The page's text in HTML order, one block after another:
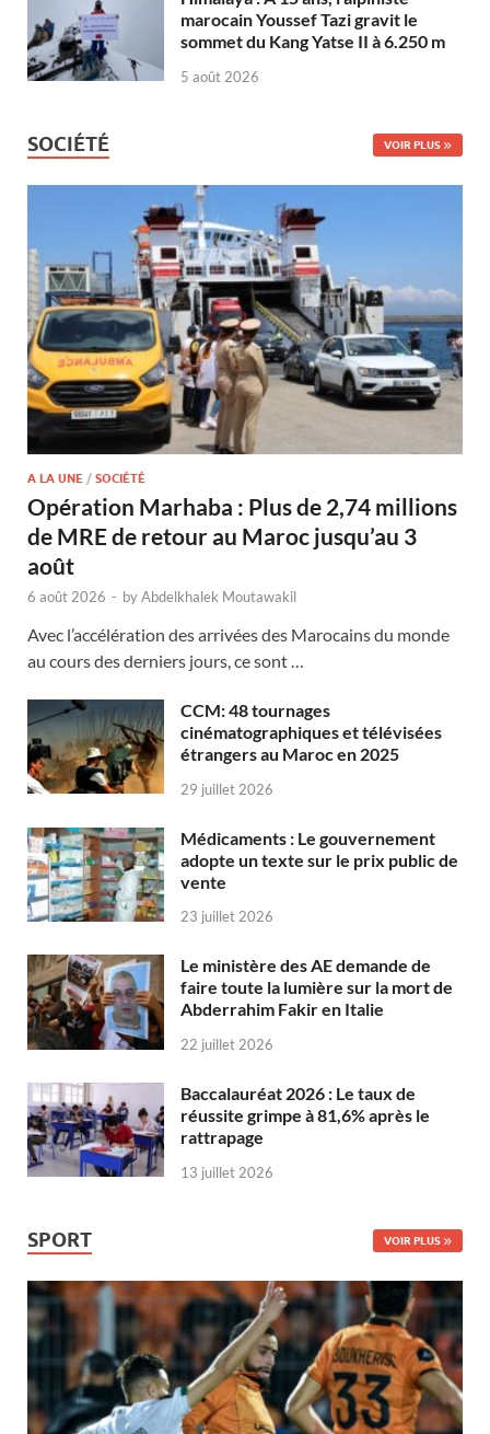
marocain Youssef Tazi gravit le
sommet du Kang Yatse II à 6.250 m
5 août 2026
SOCIÉTÉ VOIR PLUS
A LA UNE / SOCIÉTÉ
Opération Marhaba : Plus de 2,74 millions
de MRE de retour au Maroc jusqu’au 3
août
6 août 2026 - byAbdelkhalek Moutawakil
Avec l’accélération des arrivées des Marocains du monde
au cours des derniers jours, ce sont …
CCM: 48 tournages
cinématographiques et télévisées
étrangers au Maroc en 2025
29 juillet 2026
Médicaments : Le gouvernement
adopte un texte sur le prix public de
vente
23 juillet 2026
Le ministère des AE demande de
faire toute la lumière sur la mort de
Abderrahim Fakir en Italie
22 juillet 2026
Baccalauréat 2026 : Le taux de
réussite grimpe à 81,6% après le
rattrapage
13 juillet 2026
SPORT VOIR PLUS